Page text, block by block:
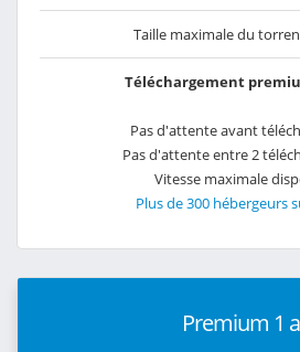
Taille maximale du
Téléchargement
Pas d'attente avant
Pas d'attente entre 2
Vitesse maximale
Plus de 300 hébergeurs
Premium 1